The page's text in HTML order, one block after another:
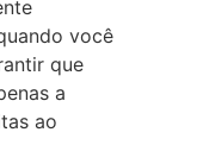
você
que
a
ao